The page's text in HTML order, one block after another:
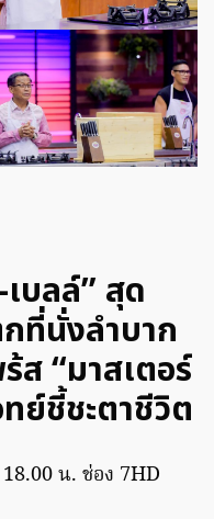
บลล์” สุด
ที่นั่งลำบาก
ส “มาสเตอร์
ย์ชี้ชะตาชีวิต
น. ช่อง 7HD